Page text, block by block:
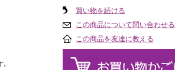
買い物を続ける
この商品について問い合わせる
この商品を友達に教える